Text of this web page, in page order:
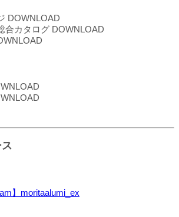
DOWNLOAD
合カタログ DOWNLOAD
】moritaalumi_ex